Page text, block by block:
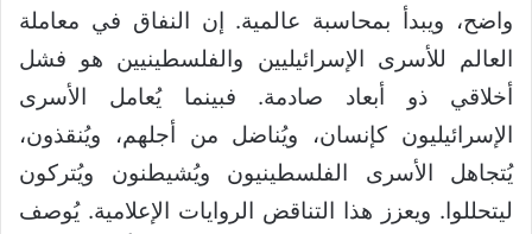
واضح، ويبدأ بمحاسبة عالمية. إن النفاق في معاملة
العالم للأسرى الإسرائيليين والفلسطينيين هو فشل
أخلاقي ذو أبعاد صادمة. فبينما يُعامل الأسرى
الإسرائيليون كإنسان، ويُناضل من أجلهم، ويُنقذون،
يُتجاهل الأسرى الفلسطينيون ويُشيطنون ويُتركون
ليتحللوا. ويعزز هذا التناقض الروايات الإعلامية. يُوصف